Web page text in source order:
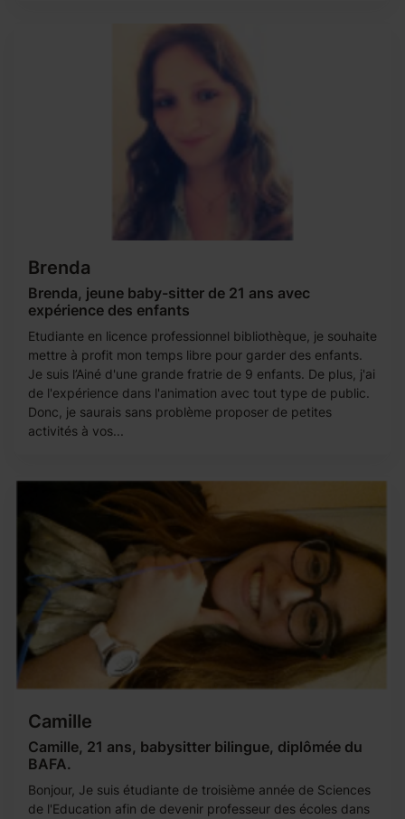
Brenda
Brenda, jeune baby-sitter de 21 ans avec
expérience des enfants
Etudiante en licence professionnel bibliothèque, je souhaite
mettre à profit mon temps libre pour garder des enfants.
Je suis l’Ainé d'une grande fratrie de 9 enfants. De plus, j'ai
de l'expérience dans l'animation avec tout type de public.
Donc, je saurais sans problème proposer de petites
activités à vos...
Camille
Camille, 21 ans, babysitter bilingue, diplômée du
BAFA.
Bonjour, Je suis étudiante de troisième année de Sciences
de l'Education afin de devenir professeur des écoles dans